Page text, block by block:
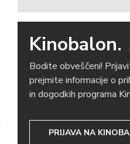
Kinobalon.
Bodite obveščeni!
prejmite informacije o
in dogodkih programa
PRIJAVA NA